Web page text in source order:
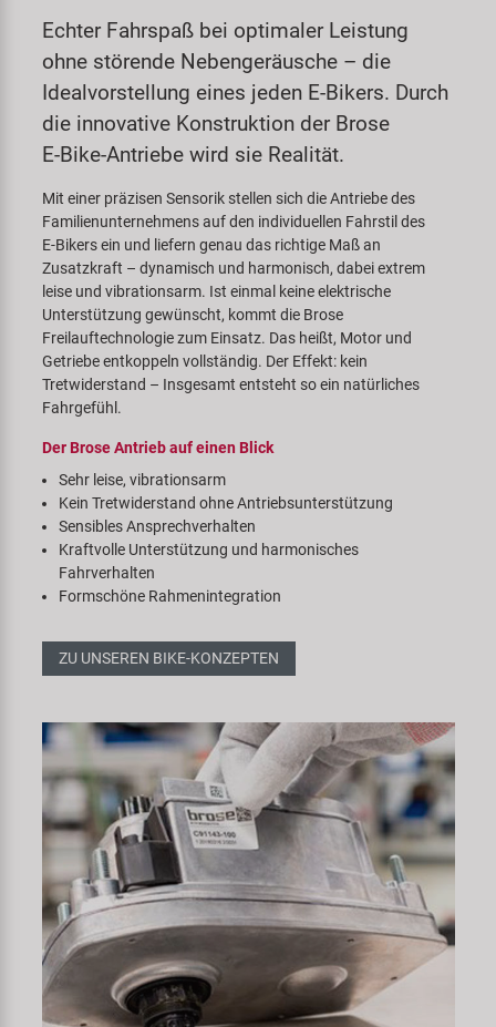
Samox
SRAM/RockShox
Super B
Trail-Gator
Velo
Markenübersicht
Echter Fahrspaß bei optimaler Leistung
ohne störende Nebengeräusche – die
Idealvorstellung eines jeden E‍-‍Bikers. Durch
die innovative Konstruktion der Brose
E‍-‍Bike-Antriebe wird sie Realität.
Mit einer präzisen Sensorik stellen sich die Antriebe des
Familienunternehmens auf den individuellen Fahrstil des
E‍-‍Bikers ein und liefern genau das richtige Maß an
Zusatzkraft – dynamisch und harmonisch, dabei extrem
leise und vibrationsarm. Ist einmal keine elektrische
Unterstützung gewünscht, kommt die Brose
Freilauftechnologie zum Einsatz. Das heißt, Motor und
Getriebe entkoppeln vollständig. Der Effekt: kein
Tretwiderstand – Insgesamt entsteht so ein natürliches
Fahrgefühl.
Der Brose Antrieb auf einen Blick
Sehr leise, vibrationsarm
Kein Tretwiderstand ohne Antriebsunterstützung
Sensibles Ansprechverhalten
Kraftvolle Unterstützung und harmonisches
Fahrverhalten
Formschöne Rahmenintegration
ZU UNSEREN BIKE-KONZEPTEN